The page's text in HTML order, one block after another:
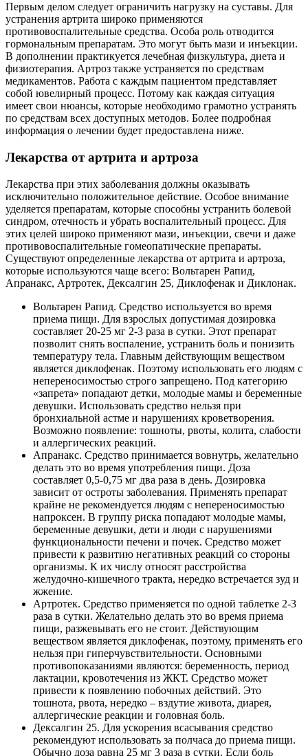
Первым делом следует ограничить нагрузку на суставы. Для
устранения артрита широко применяются
противовоспалительные средства. Особа роль отводится
гормональным препаратам. Это могут быть мази и инъекции.
В дополнении практикуется лечебная физкультура, диета и
физиотерапия. Артроз также устраняется по средствам
медикаментов. Работа с каждым пациентом представляет
собой ювелирный процесс. Потому как каждая ситуация
имеет свои нюансы, которые необходимо грамотно устранять
по средствам всех доступных методов. Более подробная
информация о лечении будет предоставлена ниже.
Лекарства от артрита и артроза
Лекарства при этих заболевания должны оказывать
исключительно положительное действие. Особое внимание
уделяется препаратам, которые способны устранить болевой
синдром, отечность и убрать воспалительный процесс. Для
этих целей широко применяют мази, инъекции, свечи и даже
противовоспалительные гомеопатические препараты.
Существуют определенные лекарства от артрита и артроза,
которые используются чаще всего: Вольтарен Рапид,
Апранакс, Артротек, Дексалгин 25, Диклофенак и Диклонак.
Вольтарен Рапид. Средство используется во время
приема пищи. Для взрослых допустимая дозировка
составляет 20-25 мг 2-3 раза в сутки. Этот препарат
позволит снять воспаление, устранить боль и понизить
температуру тела. Главным действующим веществом
является диклофенак. Поэтому использовать его людям с
непереносимостью строго запрещено. Под категорию
«запрета» попадают детки, молодые мамы и беременные
девушки. Использовать средство нельзя при
бронхиальной астме и нарушениях кроветворения.
Возможно появление: тошноты, рвоты, колита, слабости
и аллергических реакций.
Апранакс. Средство принимается вовнутрь, желательно
делать это во время употребления пищи. Доза
составляет 0,5-0,75 мг два раза в день. Дозировка
зависит от остроты заболевания. Применять препарат
крайне не рекомендуется людям с непереносимостью
напроксен. В группу риска попадают молодые мамы,
беременные девушки, дети и люди с нарушениями
функциональности печени и почек. Средство может
привести к развитию негативных реакций со стороны
организмы. К их числу относят расстройства
желудочно-кишечного тракта, нередко встречается зуд и
жжение.
Артротек. Средство применяется по одной таблетке 2-3
раза в сутки. Желательно делать это во время приема
пищи, разжевывать его не стоит. Действующим
веществом является диклофенак, поэтому, применять его
нельзя при гиперчувствительности. Основными
противопоказаниями являются: беременность, период
лактации, кровотечения из ЖКТ. Средство может
привести к появлению побочных действий. Это
тошнота, рвота, нередко – вздутие живота, диарея,
аллергические реакции и головная боль.
Дексалгин 25. Для ускорения всасывания средство
рекомендуют использовать за полчаса до приема пищи.
Обычно доза равна 25 мг 3 раза в сутки. Если боль